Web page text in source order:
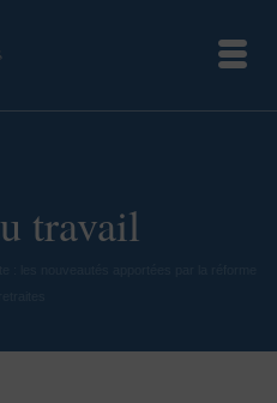
travail